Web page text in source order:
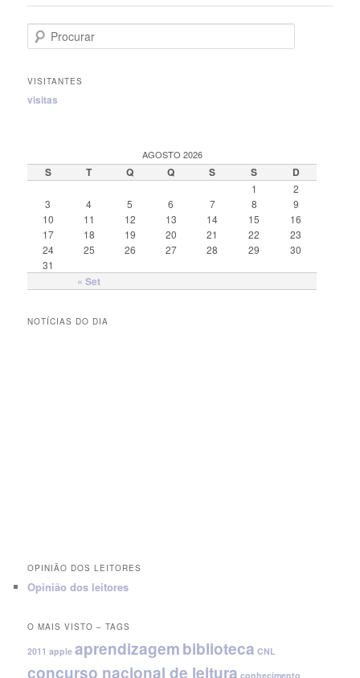
Procurar
VISITANTES
visitas
AGOSTO 2026
S T Q Q S S D
« Set
1
2
3
4 5 6 7 8
9
10
11 12 13 14 15
16
17
18 19 20 21 22
23
24
25 26 27 28 29
30
31
NOTÍCIAS DO DIA
OPINIÃO DOS LEITORES
Opinião dos leitores
O MAIS VISTO – TAGS
2011 apple aprendizagembiblioteca CNL
concurso nacional de leitura conhecimento